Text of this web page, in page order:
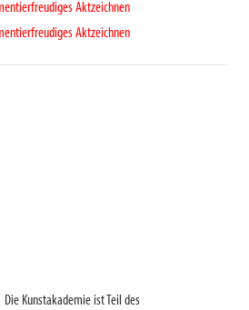
Aktzeichnen
Aktzeichnen
Die Kunstakademie ist Teil des